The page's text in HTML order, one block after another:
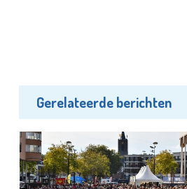
Gerelateerde berichten